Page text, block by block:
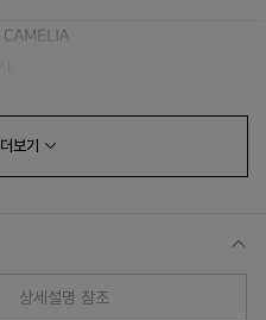
더보기
상세설명 참조